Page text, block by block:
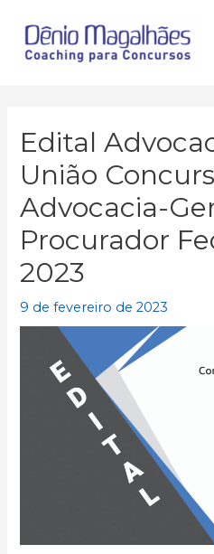
para
Edital
União
Advocacia-
Procurador
2023
9 de fevereiro de 2023